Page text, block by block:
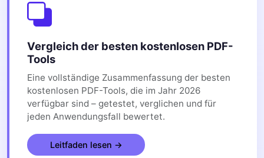
Vergleich der besten kostenlosen PDF-
Tools
Eine vollständige Zusammenfassung der besten
kostenlosen PDF-Tools, die im Jahr 2026
verfügbar sind – getestet, verglichen und für
jeden Anwendungsfall bewertet.
Leitfaden lesen →